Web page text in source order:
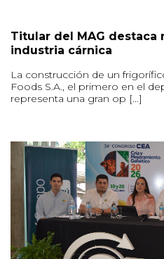
Titular del MAG destaca
industria cárnica
La construcción de un
Foods S.A., el primero en el
representa una gran op [...]